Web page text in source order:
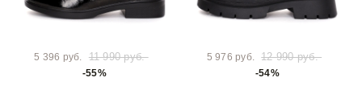
5 396 руб. 11 990 руб.
-55%
5 976 руб. 12 990 руб.
-54%